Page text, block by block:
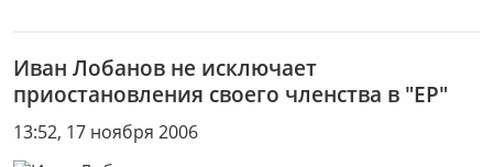
Иван Лобанов не исключает
приостановления своего членства в "ЕР"
13:52, 17 ноября 2006